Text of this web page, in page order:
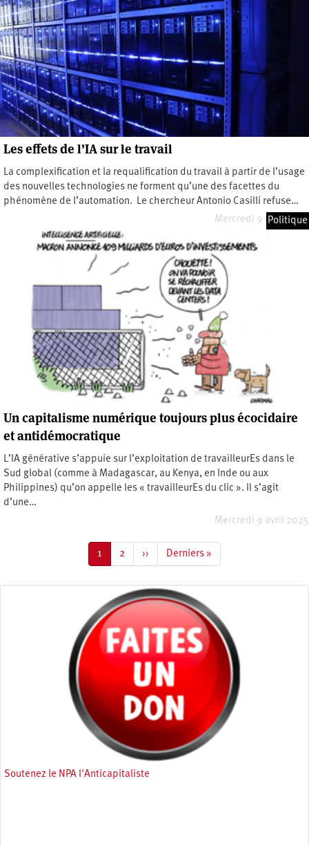
Les effets de l’IA sur le travail
La complexification et la requalification du travail à partir de l’usage
des nouvelles technologies ne forment qu’une des facettes du
phénomène de l’automation. Le chercheur Antonio Casilli refuse…
Mercredi 9 avril 2025
Politique
Un capitalisme numérique toujours plus écocidaire
et antidémocratique
L’IA générative s’appuie sur l’exploitation de travailleurEs dans le
Sud global (comme à Madagascar, au Kenya, en Inde ou aux
Philippines) qu’on appelle les « travailleurEs du clic ». Il s’agit
d’une…
Mercredi 9 avril 2025
Page
courante
1 Page
2
Page
suivante
››
Dernière
page
Derniers »
Soutenez le NPA l'Anticapitaliste